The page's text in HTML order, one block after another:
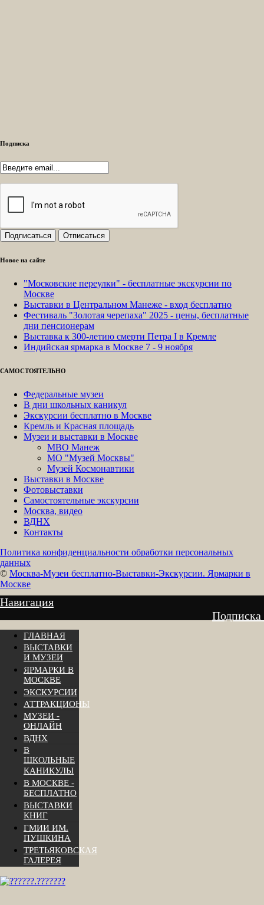
Подписка
Новое на сайте
"Московские переулки" - бесплатные экскурсии по
Москве
Выставки в Центральном Манеже - вход бесплатно
Фестиваль "Золотая черепаха" 2025 - цены, бесплатные
дни пенсионерам
Выставка к 300-летию смерти Петра I в Кремле
Индийская ярмарка в Москве 7 - 9 ноября
САМОСТОЯТЕЛЬНО
Федеральные музеи
В дни школьных каникул
Экскурсии бесплатно в Москве
Кремль и Красная площадь
Музеи и выставки в Москве
МВО Манеж
МО "Музей Москвы"
Музей Космонавтики
Выставки в Москве
Фотовыставки
Самостоятельные экскурсии
Москва, видео
ВДНХ
Контакты
Политика конфиденциальности обработки персональных
данных
© Москва-Музеи бесплатно-Выставки-Экскурсии. Ярмарки в
Москве
Навигация
Подписка
ГЛАВНАЯ
ВЫСТАВКИ
И МУЗЕИ
ЯРМАРКИ В
МОСКВЕ
ЭКСКУРСИИ
АТТРАКЦИОНЫ
МУЗЕИ -
ОНЛАЙН
ВДНХ
В
ШКОЛЬНЫЕ
КАНИКУЛЫ
В МОСКВЕ -
БЕСПЛАТНО
ВЫСТАВКИ
КНИГ
ГМИИ ИМ.
ПУШКИНА
ТРЕТЬЯКОВСКАЯ
ГАЛЕРЕЯ